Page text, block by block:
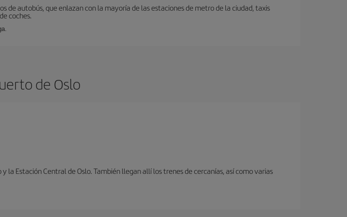
autobús, que enlazan con la mayoría de las estaciones de metro de la ciudad, taxis
coches.
de Oslo
Estación Central de Oslo. También llegan allí los trenes de cercanías, así como varias